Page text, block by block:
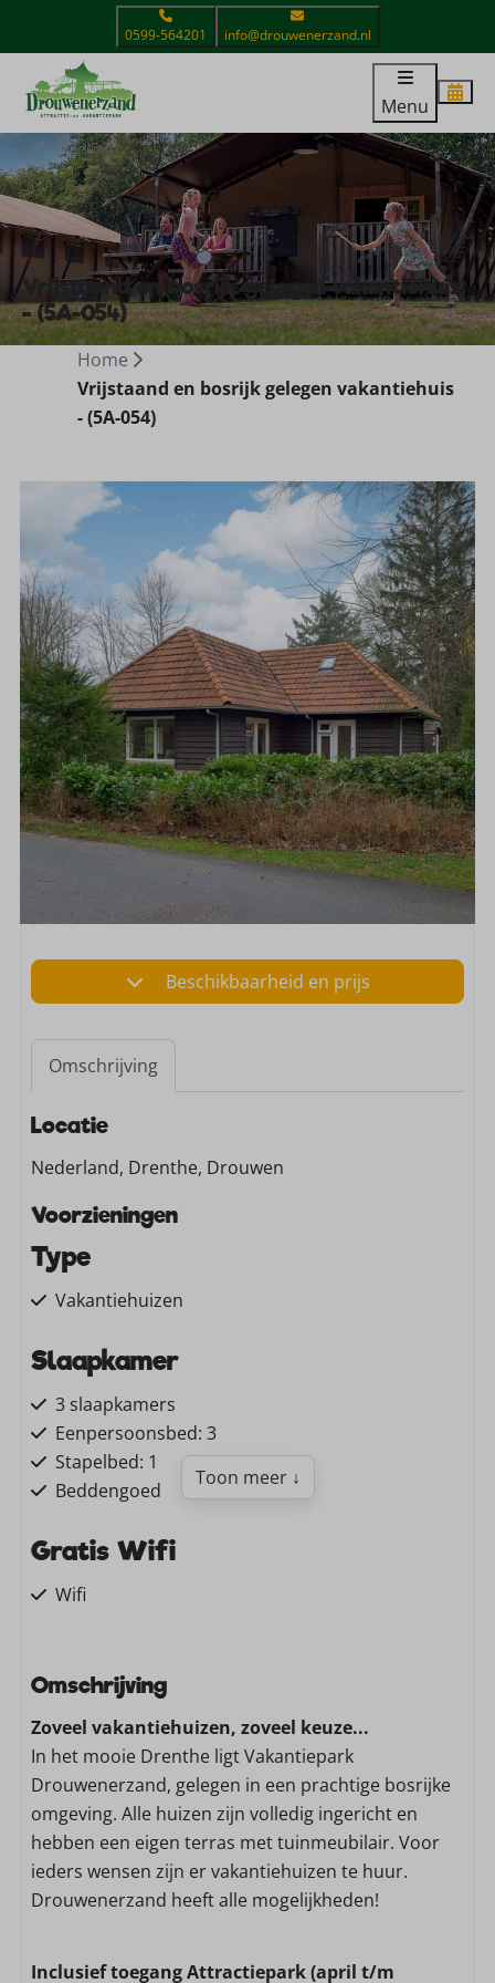
0599-564201 info@drouwenerzand.nl
Menu
Vrijstaand en bosrijk gelegen vakantiehuis
- (5A-054)
Home
Vrijstaand en bosrijk gelegen vakantiehuis
- (5A-054)
Beschikbaarheid en prijs
Omschrijving
Locatie
Nederland, Drenthe, Drouwen
Voorzieningen
Type
Vakantiehuizen
Slaapkamer
3 slaapkamers
Eenpersoonsbed: 3
Stapelbed: 1
Beddengoed
Gratis Wifi
Wifi
Kinderstoel
Wassen en drogen
Stofzuiger
Keuken
Vaatwasser
Gasfornuis: 4-pits
Toon meer ↓
Omschrijving
Zoveel vakantiehuizen, zoveel keuze...
In het mooie Drenthe ligt Vakantiepark
Drouwenerzand, gelegen in een prachtige bosrijke
omgeving. Alle huizen zijn volledig ingericht en
hebben een eigen terras met tuinmeubilair. Voor
ieders wensen zijn er vakantiehuizen te huur.
Drouwenerzand heeft alle mogelijkheden!
Inclusief toegang Attractiepark (april t/m